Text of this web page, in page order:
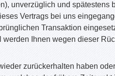
unverzüglich und spätestens
Vertrags bei uns
Transaktion
Ihnen wegen dieser
zurückerhalten haben